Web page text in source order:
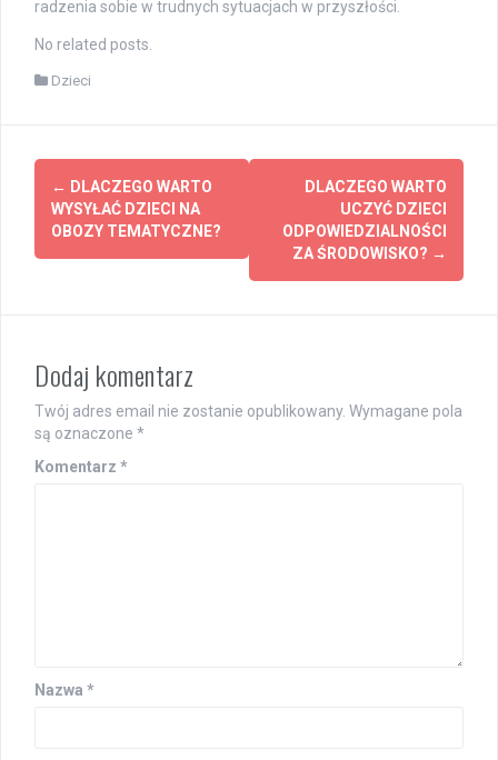
radzenia sobie w trudnych sytuacjach w przyszłości.
No related posts.
Dzieci
Post
navigation
← DLACZEGO WARTO
WYSYŁAĆ DZIECI NA
OBOZY TEMATYCZNE?
DLACZEGO WARTO
UCZYĆ DZIECI
ODPOWIEDZIALNOŚCI
ZA ŚRODOWISKO? →
Dodaj komentarz
Twój adres email nie zostanie opublikowany. Wymagane pola
są oznaczone *
Komentarz *
Nazwa *